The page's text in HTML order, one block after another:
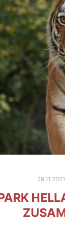
29.11.2021